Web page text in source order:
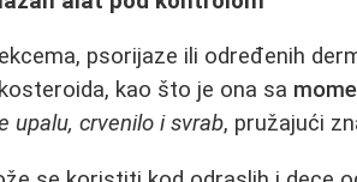
psorijaze ili određenih
kao što je ona sa
upalu, crvenilo i svrab, pružajući